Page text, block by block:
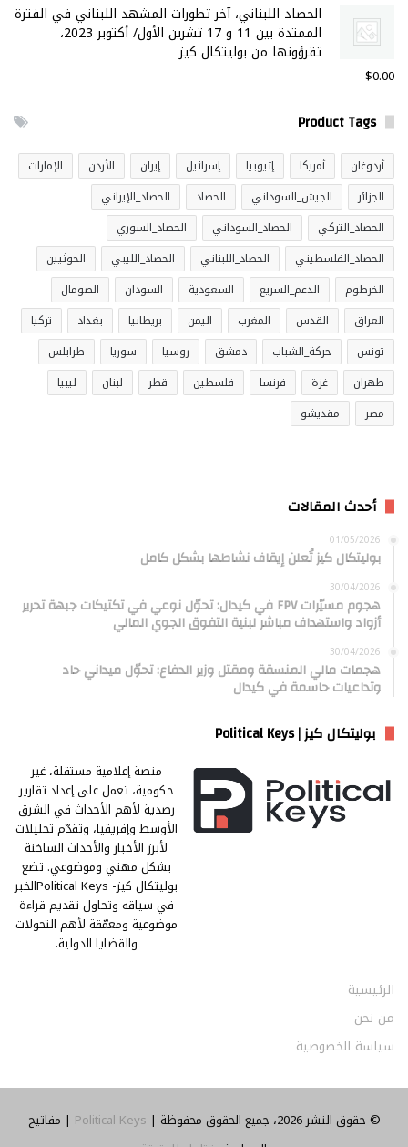
الحصاد اللبناني، آخر تطورات المشهد اللبناني في الفترة
الممتدة بين 11 و 17 تشرين الأول/ أكتوبر 2023،
تقرؤونها من بوليتكال كيز
$0.00
Product Tags
أردوغان أمريكا إثيوبيا إسرائيل إيران الأردن
الإمارات
الجزائر
الجيش_السوداني الحصاد
الحصاد_الإيراني
الحصاد_التركي
الحصاد_السوداني
الحصاد_السوري
الحصاد_الفلسطيني
الحصاد_اللبناني الحصاد_الليبي
الحوثيين
الخرطوم
الدعم_السريع السعودية السودان
الصومال
العراق
القدس المغرب اليمن بريطانيا بغداد
تركيا
تونس
حركة_الشباب دمشق روسيا سوريا
طرابلس
طهران
غزة فرنسا فلسطين قطر لبنان
ليبيا
مصر
مقديشو
أحدث المقالات
01/05/2026
بوليتكال كيز تُعلن إيقاف نشاطها بشكل كامل
30/04/2026
هجوم مسيّرات FPV في كيدال: تحوّل نوعي في تكتيكات جبهة تحرير
أزواد واستهداف مباشر لبنية التفوق الجوي المالي
30/04/2026
هجمات مالي المنسقة ومقتل وزير الدفاع: تحوّل ميداني حاد
وتداعيات حاسمة في كيدال
بوليتكال كيز | Political Keys
منصة إعلامية مستقلة، غير
حكومية، تعمل على إعداد تقارير
رصدية لأهم الأحداث في الشرق
الأوسط وإفريقيا، وتقدّم تحليلات
لأبرز الأخبار والأحداث الساخنة
بشكل مهني وموضوعي. تضع
بوليتكال كيز- Political Keysالخبر
في سياقه وتحاول تقديم قراءة
موضوعية ومعمّقة لأهم التحولات
والقضايا الدولية.
الرئيسية
من نحن
سياسة الخصوصية
© حقوق النشر 2026، جميع الحقوق محفوظة | Political Keys | مفاتيح